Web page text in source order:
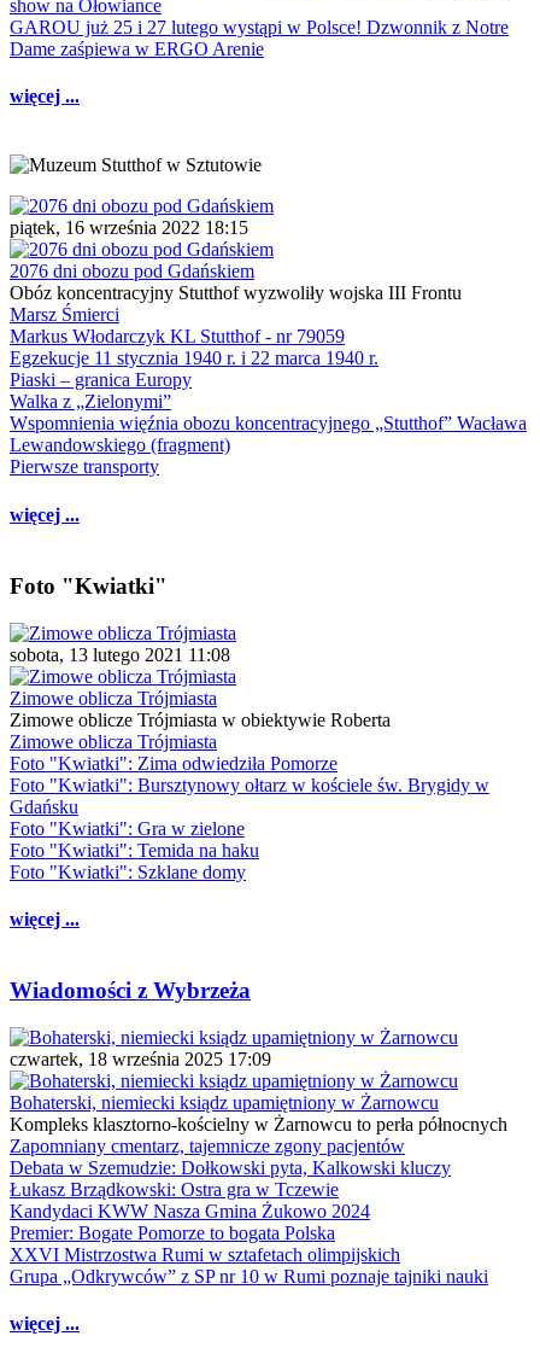
show na Ołowiance
GAROU już 25 i 27 lutego wystąpi w Polsce! Dzwonnik z Notre
Dame zaśpiewa w ERGO Arenie
więcej ...
piątek, 16 września 2022 18:15
2076 dni obozu pod Gdańskiem
Obóz koncentracyjny Stutthof wyzwoliły wojska III Frontu
Marsz Śmierci
Markus Włodarczyk KL Stutthof - nr 79059
Egzekucje 11 stycznia 1940 r. i 22 marca 1940 r.
Piaski – granica Europy
Walka z „Zielonymi”
Wspomnienia więźnia obozu koncentracyjnego „Stutthof” Wacława
Lewandowskiego (fragment)
Pierwsze transporty
więcej ...
Foto "Kwiatki"
sobota, 13 lutego 2021 11:08
Zimowe oblicza Trójmiasta
Zimowe oblicze Trójmiasta w obiektywie Roberta
Zimowe oblicza Trójmiasta
Foto "Kwiatki": Zima odwiedziła Pomorze
Foto "Kwiatki": Bursztynowy ołtarz w kościele św. Brygidy w
Gdańsku
Foto "Kwiatki": Gra w zielone
Foto "Kwiatki": Temida na haku
Foto "Kwiatki": Szklane domy
więcej ...
Wiadomości z Wybrzeża
czwartek, 18 września 2025 17:09
Bohaterski, niemiecki ksiądz upamiętniony w Żarnowcu
Kompleks klasztorno-kościelny w Żarnowcu to perła północnych
Zapomniany cmentarz, tajemnicze zgony pacjentów
Debata w Szemudzie: Dołkowski pyta, Kalkowski kluczy
Łukasz Brządkowski: Ostra gra w Tczewie
Kandydaci KWW Nasza Gmina Żukowo 2024
Premier: Bogate Pomorze to bogata Polska
XXVI Mistrzostwa Rumi w sztafetach olimpijskich
Grupa „Odkrywców” z SP nr 10 w Rumi poznaje tajniki nauki
więcej ...